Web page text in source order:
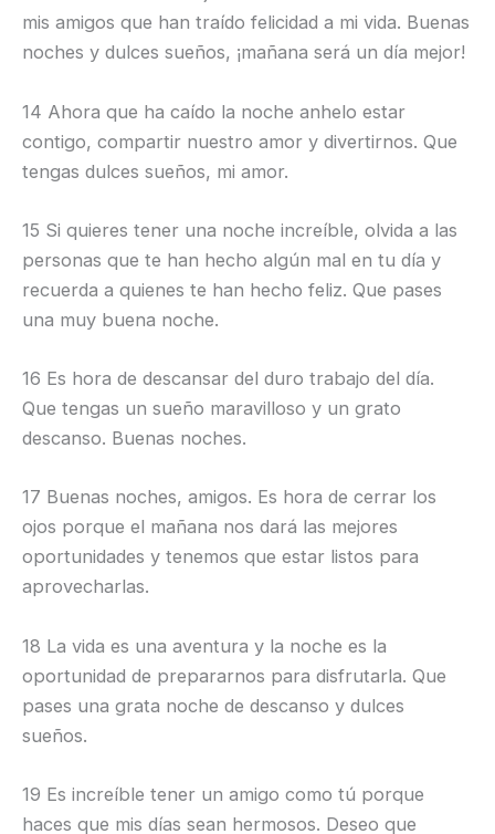
mis amigos que han traído felicidad a mi vida. Buenas
noches y dulces sueños, ¡mañana será un día mejor!
14 Ahora que ha caído la noche anhelo estar
contigo, compartir nuestro amor y divertirnos. Que
tengas dulces sueños, mi amor.
15 Si quieres tener una noche increíble, olvida a las
personas que te han hecho algún mal en tu día y
recuerda a quienes te han hecho feliz. Que pases
una muy buena noche.
16 Es hora de descansar del duro trabajo del día.
Que tengas un sueño maravilloso y un grato
descanso. Buenas noches.
17 Buenas noches, amigos. Es hora de cerrar los
ojos porque el mañana nos dará las mejores
oportunidades y tenemos que estar listos para
aprovecharlas.
18 La vida es una aventura y la noche es la
oportunidad de prepararnos para disfrutarla. Que
pases una grata noche de descanso y dulces
sueños.
19 Es increíble tener un amigo como tú porque
haces que mis días sean hermosos. Deseo que